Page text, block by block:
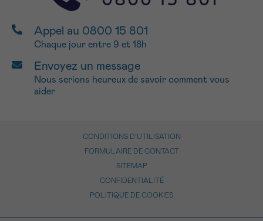
Appel au 0800 15 801
Chaque jour entre 9 et 18h
Envoyez un message
Nous serions heureux de savoir comment vous
aider
CONDITIONS D’UTILISATION
FORMULAIRE DE CONTACT
SITEMAP
CONFIDENTIALITÉ
POLITIQUE DE COOKIES